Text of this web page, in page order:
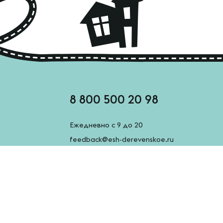
8 800 500 20 98
Ежедневно с 9 до 20
feedback@esh-derevenskoe.ru